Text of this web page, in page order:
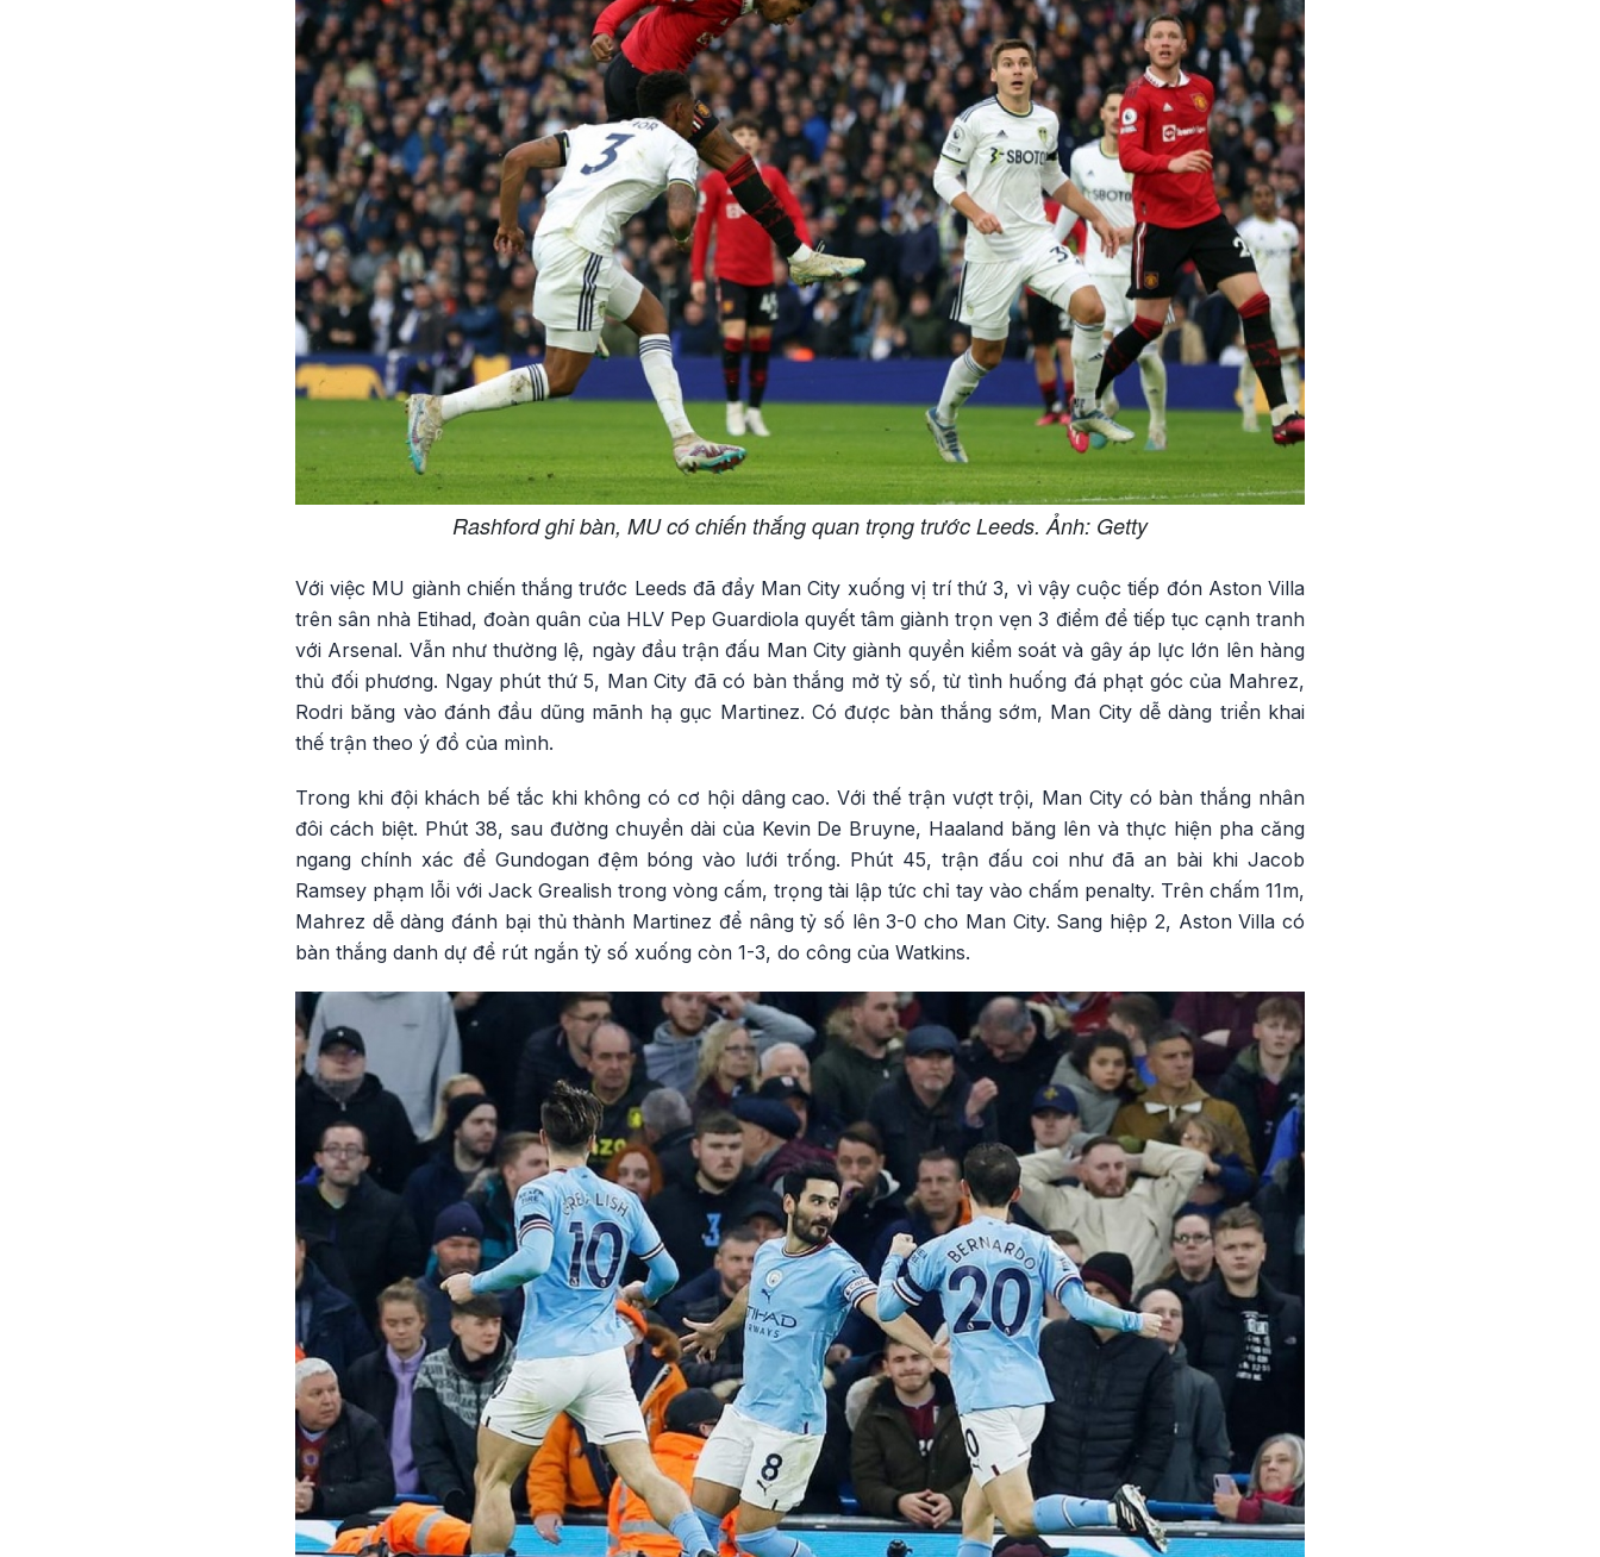
Rashford ghi bàn, MU có chiến thắng quan trọng trước Leeds. Ảnh: Getty
Với việc MU giành chiến thắng trước Leeds đã đẩy Man City xuống vị trí thứ 3, vì vậy cuộc tiếp đón Aston Villa
trên sân nhà Etihad, đoàn quân của HLV Pep Guardiola quyết tâm giành trọn vẹn 3 điểm để tiếp tục cạnh tranh
với Arsenal. Vẫn như thường lệ, ngày đầu trận đấu Man City giành quyền kiểm soát và gây áp lực lớn lên hàng
thủ đối phương. Ngay phút thứ 5, Man City đã có bàn thắng mở tỷ số, từ tình huống đá phạt góc của Mahrez,
Rodri băng vào đánh đầu dũng mãnh hạ gục Martinez. Có được bàn thắng sớm, Man City dễ dàng triển khai
thế trận theo ý đồ của mình.
Trong khi đội khách bế tắc khi không có cơ hội dâng cao. Với thế trận vượt trội, Man City có bàn thắng nhân
đôi cách biệt. Phút 38, sau đường chuyền dài của Kevin De Bruyne, Haaland băng lên và thực hiện pha căng
ngang chính xác để Gundogan đệm bóng vào lưới trống. Phút 45, trận đấu coi như đã an bài khi Jacob
Ramsey phạm lỗi với Jack Grealish trong vòng cấm, trọng tài lập tức chỉ tay vào chấm penalty. Trên chấm 11m,
Mahrez dễ dàng đánh bại thủ thành Martinez để nâng tỷ số lên 3-0 cho Man City. Sang hiệp 2, Aston Villa có
bàn thắng danh dự để rút ngắn tỷ số xuống còn 1-3, do công của Watkins.